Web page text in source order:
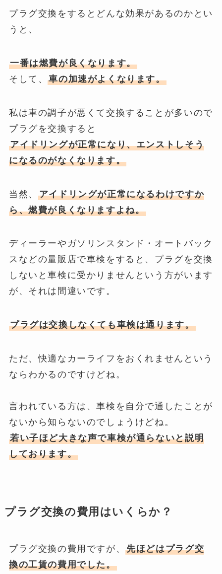
プラグ交換をするとどんな効果があるのかとい
うと、
一番は燃費が良くなります。
そして、車の加速がよくなります。
私は車の調子が悪くて交換することが多いので
プラグを交換すると
アイドリングが正常になり、エンストしそう
になるのがなくなります。
当然、 アイドリングが正常になるわけですか
ら、燃費が良くなりますよね。
ディーラーやガソリンスタンド・オートバック
スなどの量販店で車検をすると、プラグを交換
しないと車検に受かりませんという方がいます
が、それは間違いです。
プラグは交換しなくても車検は通ります。
ただ、快適なカーライフをおくれませんという
ならわかるのですけどね。
言われている方は、車検を自分で通したことが
ないから知らないのでしょうけどね。
若い子ほど大きな声で車検が通らないと説明
しております。
プラグ交換の費用はいくらか？
プラグ交換の費用ですが、先ほどはプラグ交
換の工賃の費用でした。